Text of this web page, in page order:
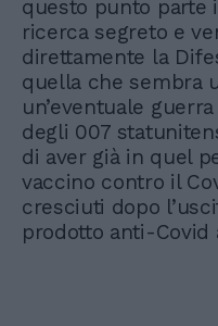
questo punto parte
ricerca segreto e
direttamente la
quella che sembra
un’eventuale
degli 007
di aver già in quel
vaccino contro il
cresciuti dopo
prodotto anti-Covid